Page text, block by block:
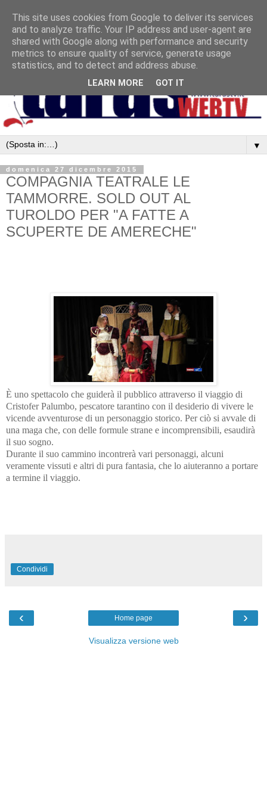
▼
domenica 27 dicembre 2015
COMPAGNIA TEATRALE LE
TAMMORRE. SOLD OUT AL
TUROLDO PER "A FATTE A
SCUPERTE DE AMERECHE"
È uno spettacolo che guiderà il pubblico attraverso il viaggio di
Cristofer Palumbo, pescatore tarantino con il desiderio di vivere le
vicende avventurose di un personaggio storico. Per ciò si avvale di
una maga che, con delle formule strane e incomprensibili, esaudirà
il suo sogno.
Durante il suo cammino incontrerà vari personaggi, alcuni
veramente vissuti e altri di pura fantasia, che lo aiuteranno a portare
a termine il viaggio.
Condividi
‹ ›
Home page
Visualizza versione web
This site uses cookies from Google to deliver its services
and to analyze traffic. Your IP address and user-agent are
shared with Google along with performance and security
metrics to ensure quality of service, generate usage
statistics, and to detect and address abuse.
LEARN MORE GOT IT